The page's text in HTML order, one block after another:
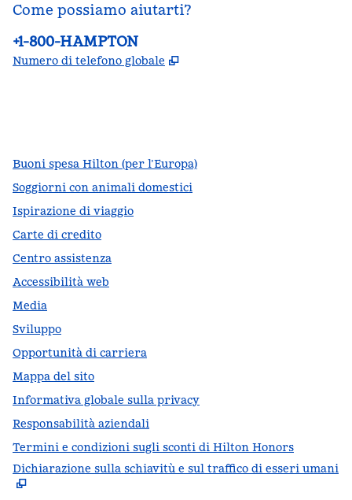
Come possiamo aiutarti?
Telefono:
+1-800-HAMPTON
Numero di telefono globale ,
Buoni spesa Hilton (per l’Europa)
Soggiorni con animali domestici
Ispirazione di viaggio
Carte di credito
Centro assistenza
Accessibilità web
Media
Sviluppo
Opportunità di carriera
Mappa del sito
Informativa globale sulla privacy
Responsabilità aziendali
Termini e condizioni sugli sconti di Hilton Honors
Dichiarazione sulla schiavitù e sul traffico di esseri umani